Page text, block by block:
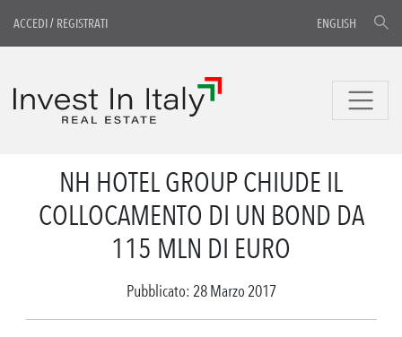
ACCEDI/ REGISTRATI ENGLISH
NH HOTEL GROUP CHIUDE IL
COLLOCAMENTO DI UN BOND DA
115 MLN DI EURO
Pubblicato: 28 Marzo 2017